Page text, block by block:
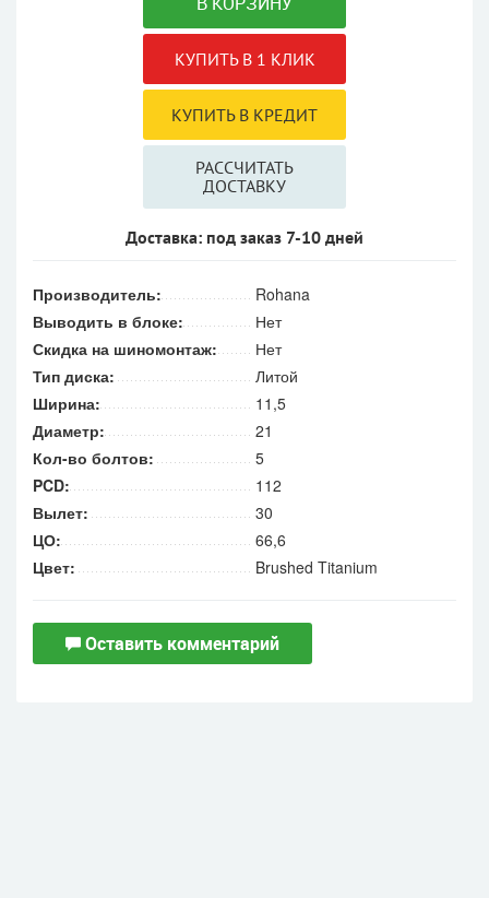
РАССЧИТАТЬ
ДОСТАВКУ
Доставка: под заказ 7-10 дней
Производитель:
Rohana
Выводить в блоке:
Нет
Скидка на шиномонтаж:
Нет
Тип диска:
Литой
Ширина:
11,5
Диаметр:
21
Кол-во болтов:
5
PCD:
112
Вылет:
30
ЦО:
66,6
Цвет:
Brushed Titanium
Оставить комментарий